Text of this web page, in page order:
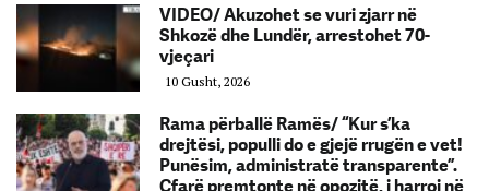
VIDEO/ Akuzohet se vuri zjarr në
Shkozë dhe Lundër, arrestohet 70-
vjeçari
10 Gusht, 2026
Rama përballë Ramës/ “Kur s’ka
drejtësi, populli do e gjejë rrugën e vet!
Punësim, administratë transparente”.
Çfarë premtonte në opozitë, i harroi në